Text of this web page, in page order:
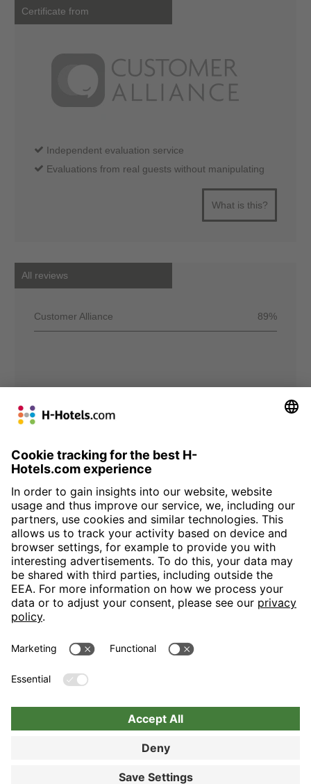
Certificate from
Independent evaluation service
Evaluations from real guests without manipulating
What is this?
All reviews
Customer Alliance 89%
H-Hotels.com is the sponser for the following football club
Follow H-Hotels.com for news and information on the following